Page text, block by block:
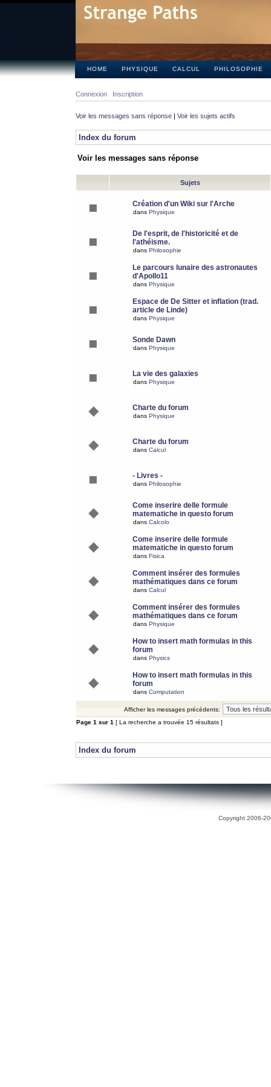
HOME PHYSIQUE CALCUL PHILOSOPHIE
Connexion Inscription
Voir les messages sans réponse | Voir les sujets actifs
Index du forum
Voir les messages sans réponse
Sujets
Création d'un Wiki sur l'Arche
dans Physique
De l'esprit, de l'historicité et de
l'athéisme.
dans Philosophie
Le parcours lunaire des astronautes
d'Apollo11
dans Physique
Espace de De Sitter et inflation (trad.
article de Linde)
dans Physique
Sonde Dawn
dans Physique
La vie des galaxies
dans Physique
Charte du forum
dans Physique
Charte du forum
dans Calcul
- Livres -
dans Philosophie
Come inserire delle formule
matematiche in questo forum
dans Calcolo
Come inserire delle formule
matematiche in questo forum
dans Fisica
Comment insérer des formules
mathématiques dans ce forum
dans Calcul
Comment insérer des formules
mathématiques dans ce forum
dans Physique
How to insert math formulas in this
forum
dans Physics
How to insert math formulas in this
forum
dans Computation
Afficher les messages précédents:
Page 1 sur 1 [ La recherche a trouvée 15 résultats ]
Index du forum
Copyright 2006-